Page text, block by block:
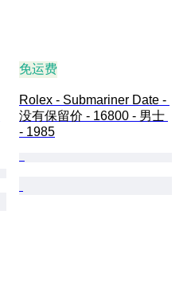
免运费
Rolex - Submariner Date -
没有保留价 - 16800 - 男士
- 1985